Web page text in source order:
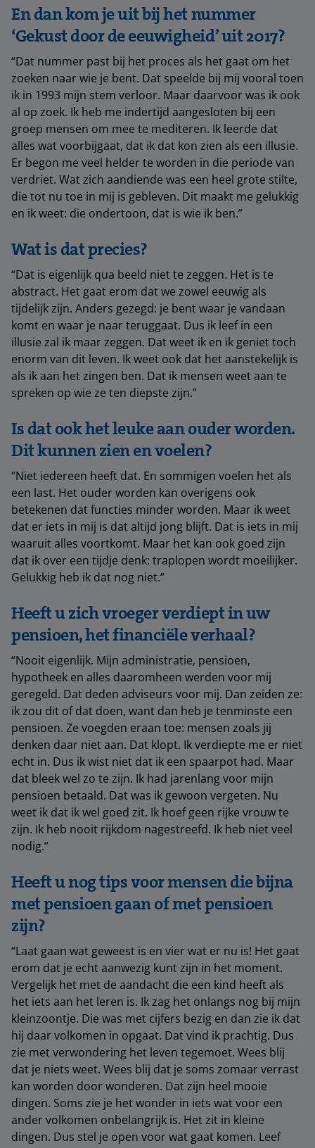
En dan kom je uit bij het nummer
‘Gekust door de eeuwigheid’ uit 2017?
“Dat nummer past bij het proces als het gaat om het
zoeken naar wie je bent. Dat speelde bij mij vooral toen
ik in 1993 mijn stem verloor. Maar daarvoor was ik ook
al op zoek. Ik heb me indertijd aangesloten bij een
groep mensen om mee te mediteren. Ik leerde dat
alles wat voorbijgaat, dat ik dat kon zien als een illusie.
Er begon me veel helder te worden in die periode van
verdriet. Wat zich aandiende was een heel grote stilte,
die tot nu toe in mij is gebleven. Dit maakt me gelukkig
en ik weet: die ondertoon, dat is wie ik ben.”
Wat is dat precies?
“Dat is eigenlijk qua beeld niet te zeggen. Het is te
abstract. Het gaat erom dat we zowel eeuwig als
tijdelijk zijn. Anders gezegd: je bent waar je vandaan
komt en waar je naar teruggaat. Dus ik leef in een
illusie zal ik maar zeggen. Dat weet ik en ik geniet toch
enorm van dit leven. Ik weet ook dat het aanstekelijk is
als ik aan het zingen ben. Dat ik mensen weet aan te
spreken op wie ze ten diepste zijn.”
Is dat ook het leuke aan ouder worden.
Dit kunnen zien en voelen?
“Niet iedereen heeft dat. En sommigen voelen het als
een last. Het ouder worden kan overigens ook
betekenen dat functies minder worden. Maar ik weet
dat er iets in mij is dat altijd jong blijft. Dat is iets in mij
waaruit alles voortkomt. Maar het kan ook goed zijn
dat ik over een tijdje denk: traplopen wordt moeilijker.
Gelukkig heb ik dat nog niet.”
Heeft u zich vroeger verdiept in uw
pensioen, het financiële verhaal?
“Nooit eigenlijk. Mijn administratie, pensioen,
hypotheek en alles daaromheen werden voor mij
geregeld. Dat deden adviseurs voor mij. Dan zeiden ze:
ik zou dit of dat doen, want dan heb je tenminste een
pensioen. Ze voegden eraan toe: mensen zoals jij
denken daar niet aan. Dat klopt. Ik verdiepte me er niet
echt in. Dus ik wist niet dat ik een spaarpot had. Maar
dat bleek wel zo te zijn. Ik had jarenlang voor mijn
pensioen betaald. Dat was ik gewoon vergeten. Nu
weet ik dat ik wel goed zit. Ik hoef geen rijke vrouw te
zijn. Ik heb nooit rijkdom nagestreefd. Ik heb niet veel
nodig.”
Heeft u nog tips voor mensen die bijna
met pensioen gaan of met pensioen
zijn?
“Laat gaan wat geweest is en vier wat er nu is! Het gaat
erom dat je echt aanwezig kunt zijn in het moment.
Vergelijk het met de aandacht die een kind heeft als
het iets aan het leren is. Ik zag het onlangs nog bij mijn
kleinzoontje. Die was met cijfers bezig en dan zie ik dat
hij daar volkomen in opgaat. Dat vind ik prachtig. Dus
zie met verwondering het leven tegemoet. Wees blij
dat je niets weet. Wees blij dat je soms zomaar verrast
kan worden door wonderen. Dat zijn heel mooie
dingen. Soms zie je het wonder in iets wat voor een
ander volkomen onbelangrijk is. Het zit in kleine
dingen. Dus stel je open voor wat gaat komen. Leef